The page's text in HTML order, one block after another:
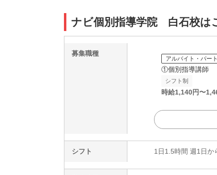
ナビ個別指導学院 白石校は
募集職種
アルバイト・パー
①個別指導講師
シフト制
時給1,140円〜
シフト 1日1.5時間 週1日か